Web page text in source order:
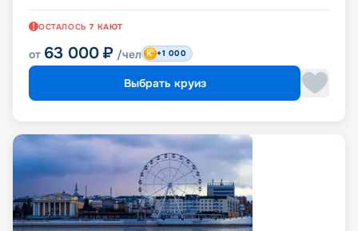
ОСТАЛОСЬ 7 КАЮТ
от 63 000 ₽ /чел +1 000
Выбрать круиз